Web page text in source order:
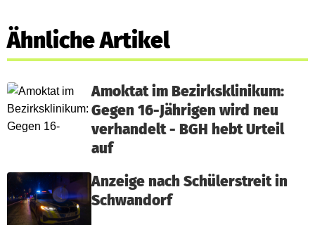
Ähnliche Artikel
Amoktat im Bezirksklinikum:
Gegen 16-Jährigen wird neu
verhandelt - BGH hebt Urteil
auf
Anzeige nach Schülerstreit in
Schwandorf